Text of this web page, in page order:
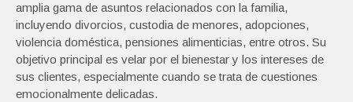
amplia gama de asuntos relacionados con la familia,
incluyendo divorcios, custodia de menores, adopciones,
violencia doméstica, pensiones alimenticias, entre otros. Su
objetivo principal es velar por el bienestar y los intereses de
sus clientes, especialmente cuando se trata de cuestiones
emocionalmente delicadas.